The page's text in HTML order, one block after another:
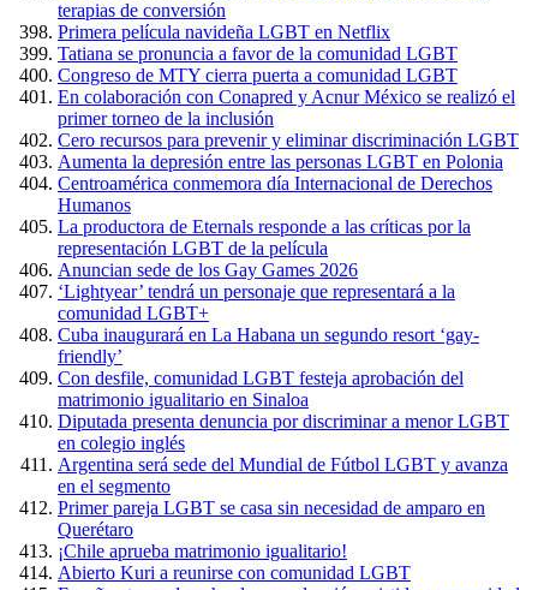
terapias de conversión
Primera película navideña LGBT en Netflix
Tatiana se pronuncia a favor de la comunidad LGBT
Congreso de MTY cierra puerta a comunidad LGBT
En colaboración con Conapred y Acnur México se realizó el
primer torneo de la inclusión
Cero recursos para prevenir y eliminar discriminación LGBT
Aumenta la depresión entre las personas LGBT en Polonia
Centroamérica conmemora día Internacional de Derechos
Humanos
La productora de Eternals responde a las críticas por la
representación LGBT de la película
Anuncian sede de los Gay Games 2026
‘Lightyear’ tendrá un personaje que representará a la
comunidad LGBT+
Cuba inaugurará en La Habana un segundo resort ‘gay-
friendly’
Con desfile, comunidad LGBT festeja aprobación del
matrimonio igualitario en Sinaloa
Diputada presenta denuncia por discriminar a menor LGBT
en colegio inglés
Argentina será sede del Mundial de Fútbol LGBT y avanza
en el segmento
Primer pareja LGBT se casa sin necesidad de amparo en
Querétaro
¡Chile aprueba matrimonio igualitario!
Abierto Kuri a reunirse con comunidad LGBT